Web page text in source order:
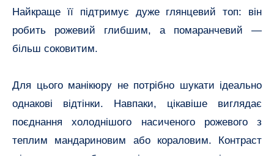
Найкраще її підтримує дуже глянцевий топ: він
робить рожевий глибшим, а помаранчевий —
більш соковитим.
Для цього манікюру не потрібно шукати ідеально
однакові відтінки. Навпаки, цікавіше виглядає
поєднання холоднішого насиченого рожевого з
теплим мандариновим або кораловим. Контраст